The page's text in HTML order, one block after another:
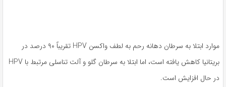
موارد ابتلا به سرطان دهانه رحم به لطف واکسن HPV تقریباً ۹۰ درصد در
بریتانیا کاهش یافته است، اما ابتلا به سرطان گلو و آلت تناسلی مرتبط با HPV
در حال افزایش است.